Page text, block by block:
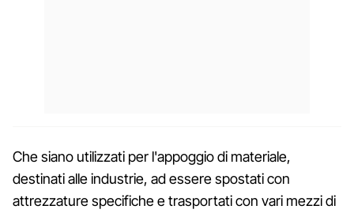
Che siano utilizzati per l'appoggio di materiale,
destinati alle industrie, ad essere spostati con
attrezzature specifiche e trasportati con vari mezzi di